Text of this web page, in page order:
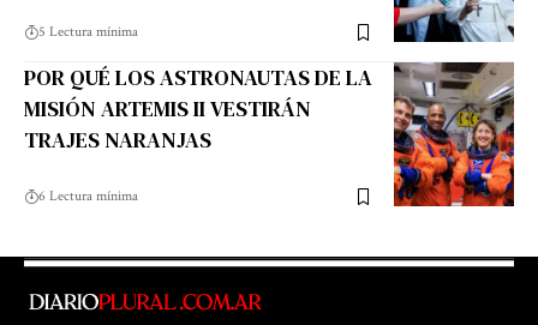
5 Lectura mínima
POR QUÉ LOS ASTRONAUTAS DE LA
MISIÓN ARTEMIS II VESTIRÁN
TRAJES NARANJAS
6 Lectura mínima